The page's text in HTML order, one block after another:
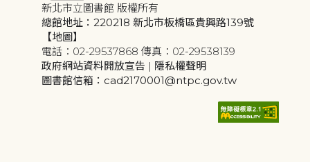
新北市立圖書館 版權所有
總館地址：220218 新北市板橋區貴興路139號
【地圖】
電話：02-29537868 傳真：02-29538139
政府網站資料開放宣告 | 隱私權聲明
圖書館信箱：cad2170001@ntpc.gov.tw